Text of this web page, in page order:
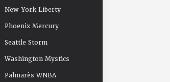
New York Liberty
Phoenix Mercury
Seattle Storm
Washington Mystics
Palmarès WNBA